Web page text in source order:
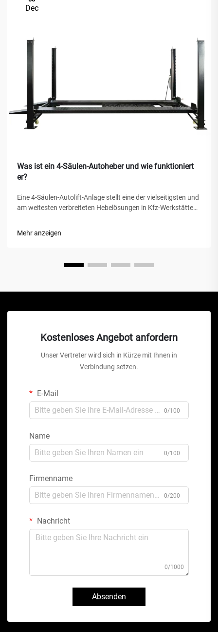
Dec
Was ist ein 4-Säulen-Autoheber und wie funktioniert
er?
Eine 4-Säulen-Autolift-Anlage stellt eine der vielseitigsten und
am weitesten verbreiteten Hebelösungen in Kfz-Werkstätten,
Wagenhebern oder Scherenhebern bietet diese mechanische
Mehr anzeigen
Kostenloses Angebot anfordern
Unser Vertreter wird sich in Kürze mit Ihnen in
Verbindung setzen.
E-Mail
0/100
Name
0/100
Firmenname
0/200
Nachricht
0/1000
Absenden